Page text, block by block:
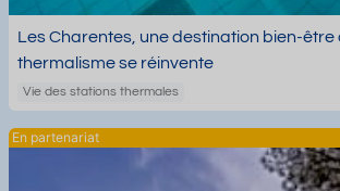
Les Charentes, une destination bien-être
thermalisme se réinvente
Vie des stations thermales